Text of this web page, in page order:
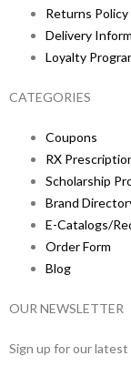
Returns Policy
Delivery
Loyalty
CATEGORIES
Coupons
RX
Scholarship
Brand
E-Catalogs/
Order Form
Blog
OUR NEWSLETTER
Sign up for our